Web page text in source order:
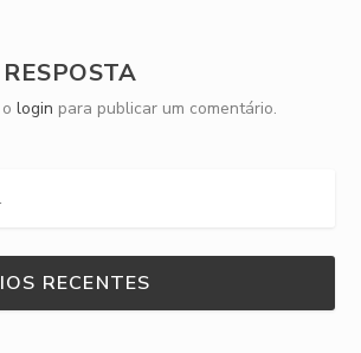
ologin para publicar um comentário.
RECENTES